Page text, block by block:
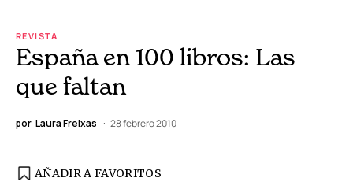
REVISTA
España en 100 libros: Las
que faltan
por Laura Freixas 28 febrero 2010
AÑADIR A FAVORITOS